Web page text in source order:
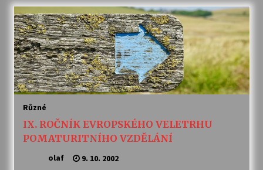
3. 7. 2026
Petr Adamec – Malovaný svět
30. 6. 2026
Různé
IX. ROČNÍK EVROPSKÉHO VELETRHU
POMATURITNÍHO VZDĚLÁNÍ
olaf 9. 10. 2002